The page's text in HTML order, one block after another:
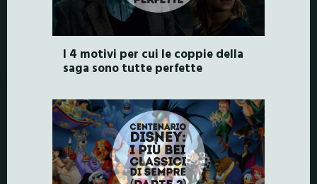
I 4 motivi per cui le coppie della
saga sono tutte perfette